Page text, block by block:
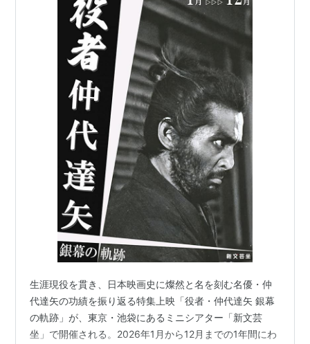
生涯現役を貫き、日本映画史に燦然と名を刻む名優・仲
代達矢の功績を振り返る特集上映「役者・仲代達矢 銀幕
の軌跡」が、東京・池袋にあるミニシアター「新文芸
坐」で開催される。2026年1月から12月までの1年間にわ